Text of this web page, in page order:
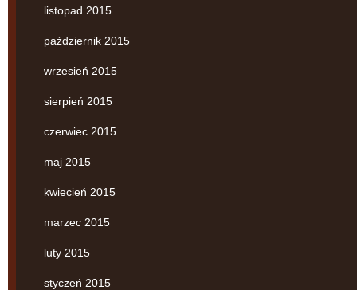
listopad 2015
październik 2015
wrzesień 2015
sierpień 2015
czerwiec 2015
maj 2015
kwiecień 2015
marzec 2015
luty 2015
styczeń 2015